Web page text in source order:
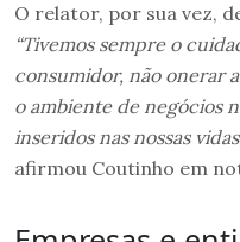
O relator, por sua vez,
“Tivemos sempre o
consumidor, não onerar
o ambiente de negócios
inseridos nas nossas
afirmou Coutinho em